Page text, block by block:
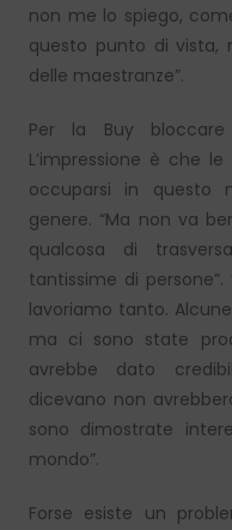
non me lo spiego,
questo punto di vista,
delle maestranze”.
Per la Buy
L’impressione è che
occuparsi in questo
genere. “Ma non va
qualcosa di
tantissime di
lavoriamo tanto.
ma ci sono state
avrebbe dato
dicevano non
sono dimostrate
mondo”.
Forse esiste un